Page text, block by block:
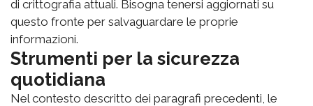
di crittografia attuali. Bisogna tenersi aggiornati su
questo fronte per salvaguardare le proprie
informazioni.
Strumenti per la sicurezza
quotidiana
Nel contesto descritto dei paragrafi precedenti, le